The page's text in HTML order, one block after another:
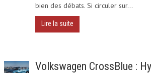
bien des débats. Si circuler sur...
Lire la suite
Volkswagen CrossBlue :